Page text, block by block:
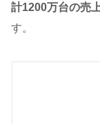
計1200万台の売
す。